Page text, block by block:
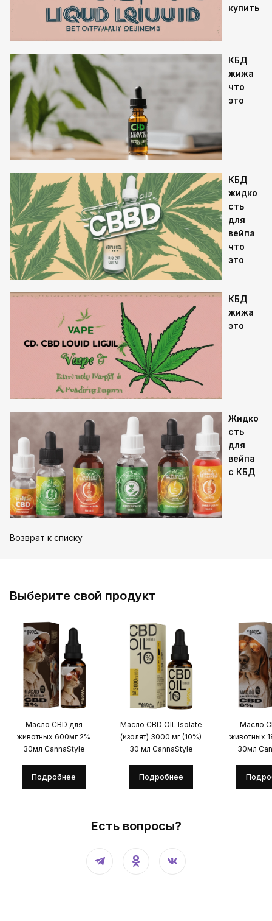
купить
КБД
жижа
что
это
КБД
жидко
сть
для
вейпа
что
это
КБД
жижа
это
Жидко
сть
для
вейпа
с КБД
Возврат к списку
Выберите свой продукт
Масло CBD для
животных 600мг 2%
30мл CannaStyle
Подробнее
Масло CBD OIL Isolate
(изолят) 3000 мг (10%)
30 мл CannaStyle
Подробнее
Масло
животных
30мл
Есть вопросы?